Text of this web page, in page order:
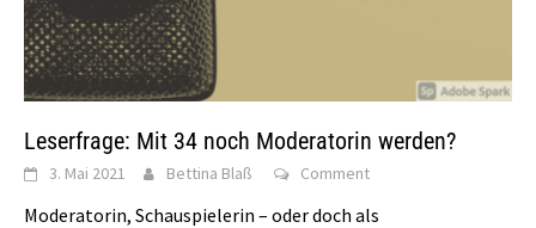
Leserfrage: Mit 34 noch Moderatorin werden?
3. Mai 2021 Bettina Blaß Comment
Moderatorin, Schauspielerin – oder doch als